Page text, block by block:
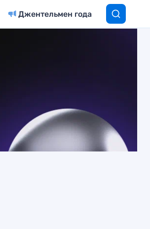
Джентельмен года